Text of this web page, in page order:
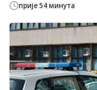
прије 54 минута